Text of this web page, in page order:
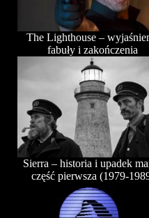
The Lighthouse –
fabuły i zakończenia
Sierra – historia i upadek
część pierwsza (1979-